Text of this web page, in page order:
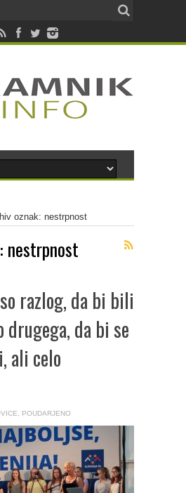
oznak: nestrpnost
nestrpnost
razlog, da bi bili
da bi se
ali celo
POUDARJENO